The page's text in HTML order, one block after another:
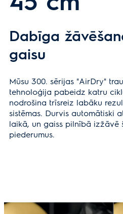
Dabīga
gaisu
Mūsu 300. sērijas "AirDry"
tehnoloģija pabeidz katru
nodrošina trīsreiz labāku
sistēmas. Durvis automātiski
laikā, un gaiss pilnībā izžāvē
piederumus.